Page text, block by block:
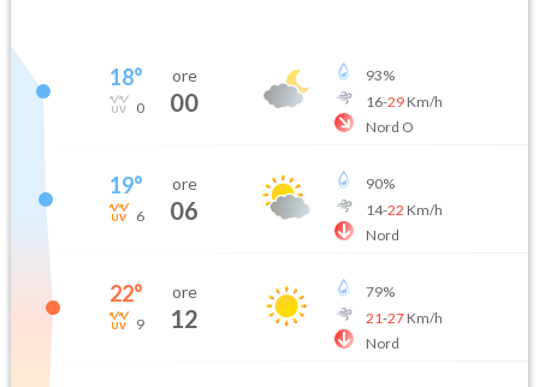
18°
0
ore
00
93%
16-29Km/h
Nord O
19°
6
ore
06
90%
14-22 Km/h
Nord
22°
9
ore
12
79%
21-27Km/h
Nord